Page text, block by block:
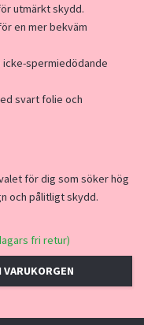
utmärkt skydd.
en mer bekväm
icke-spermiedödande
svart folie och
för dig som söker hög
och pålitligt skydd.
fri retur)